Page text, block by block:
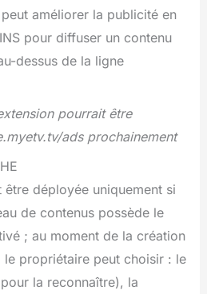
améliorer la publicité en
pour diffuser un contenu
dessus de la ligne
pourrait être
ads prochainement
déployée uniquement si
de contenus possède le
; au moment de la création
propriétaire peut choisir : le
la reconnaître), la